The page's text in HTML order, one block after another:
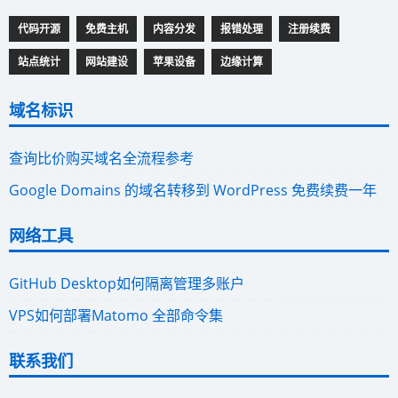
代码开源 免费主机 内容分发 报错处理 注册续费
站点统计 网站建设 苹果设备 边缘计算
域名标识
查询比价购买域名全流程参考
Google Domains 的域名转移到 WordPress 免费续费一年
网络工具
GitHub Desktop如何隔离管理多账户
VPS如何部署Matomo 全部命令集
联系我们